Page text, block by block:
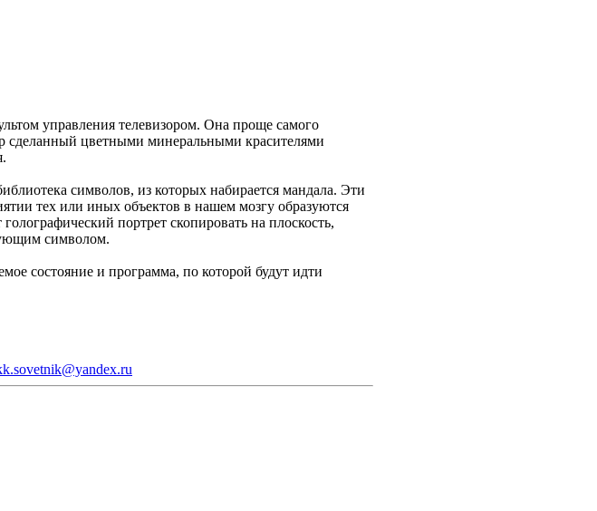
управления телевизором. Она проще самого
сделанный цветными минеральными красителями
символов, из которых набирается мандала. Эти
тех или иных объектов в нашем мозгу образуются
портрет скопировать на плоскость,
символом.
состояние и программа, по которой будут идти